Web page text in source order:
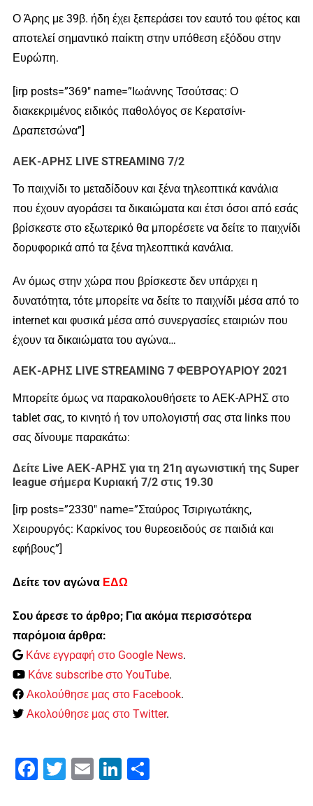
Ο Άρης με 39β. ήδη έχει ξεπεράσει τον εαυτό του φέτος και
αποτελεί σημαντικό παίκτη στην υπόθεση εξόδου στην
Ευρώπη.
[irp posts=”369″ name=”Ιωάννης Τσούτσας: Ο
διακεκριμένος ειδικός παθολόγος σε Κερατσίνι-
Δραπετσώνα”]
ΑΕΚ-ΑΡΗΣ LIVE STREAMING 7/2
Το παιχνίδι το μεταδίδουν και ξένα τηλεοπτικά κανάλια
που έχουν αγοράσει τα δικαιώματα και έτσι όσοι από εσάς
βρίσκεστε στο εξωτερικό θα μπορέσετε να δείτε το παιχνίδι
δορυφορικά από τα ξένα τηλεοπτικά κανάλια.
Αν όμως στην χώρα που βρίσκεστε δεν υπάρχει η
δυνατότητα, τότε μπορείτε να δείτε το παιχνίδι μέσα από το
internet και φυσικά μέσα από συνεργασίες εταιριών που
έχουν τα δικαιώματα του αγώνα…
ΑΕΚ-ΑΡΗΣ LIVE STREAMING 7 ΦΕΒΡΟΥΑΡΙΟΥ 2021
Μπορείτε όμως να παρακολουθήσετε το ΑΕΚ-ΑΡΗΣ στο
tablet σας, το κινητό ή τον υπολογιστή σας στα links που
σας δίνουμε παρακάτω:
Δείτε Live ΑΕΚ-ΑΡΗΣ για τη 21η αγωνιστική της Super
league σήμερα Κυριακή 7/2 στις 19.30
[irp posts=”2330″ name=”Σταύρος Τσιριγωτάκης,
Χειρουργός: Καρκίνος του θυρεοειδούς σε παιδιά και
εφήβους”]
Δείτε τον αγώνα ΕΔΩ
Σου άρεσε το άρθρο; Για ακόμα περισσότερα
παρόμοια άρθρα:
Κάνε εγγραφή στο Google News.
Κάνε subscribe στο YouTube.
Ακολούθησε μας στο Facebook.
Ακολούθησε μας στο Twitter.
Facebook
Twitter Email LinkedIn